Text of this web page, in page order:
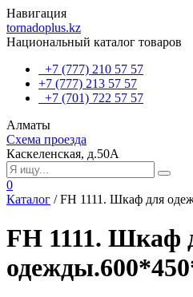
Навигация
tornadoplus.kz
Национальный каталог товаров
+7 (777) 210 57 57
+7 (777) 213 57 57
+7 (701) 722 57 57
Алматы
Схема проезда
Каскеленская, д.50А
0
Каталог /FH 1111. Шкаф для
FH 1111. Шкаф